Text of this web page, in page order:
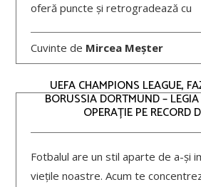
oferă puncte și retrogradează cu
Cuvinte de Mircea Meșter
UEFA CHAMPIONS LEAGUE,
BORUSSIA DORTMUND –
OPERAȚIE PE RECORD
Fotbalul are un stil aparte de a-și
viețile noastre. Acum te